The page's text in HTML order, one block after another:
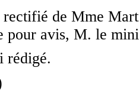
rectifié de Mme
pour avis, M. le
rédigé.